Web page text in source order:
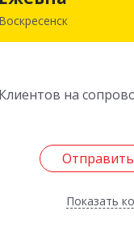
Воскресенск
Клиентов на
Показать
Отправить